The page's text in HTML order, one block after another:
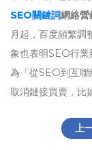
SEO關鍵詞網絡營
月起，百度頻繁調
象也表明SEO行
為「從SEO到互
取消鏈接買賣，比
上